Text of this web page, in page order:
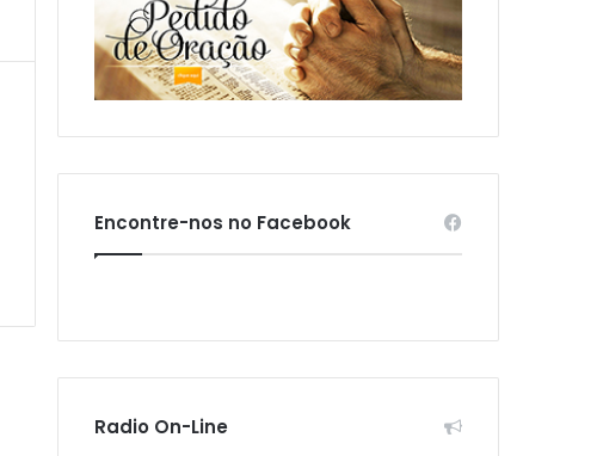
Encontre-nos no Facebook
Radio On-Line